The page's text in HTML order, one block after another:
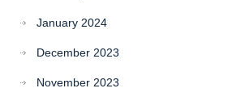
January 2024
December 2023
November 2023